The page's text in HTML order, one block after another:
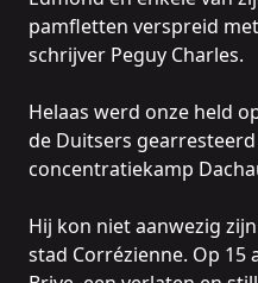
pamfletten verspreid
schrijver Peguy Charles.
Helaas werd onze held
de Duitsers
concentratiekamp
Hij kon niet aanwezig
stad Corrézienne. Op 15